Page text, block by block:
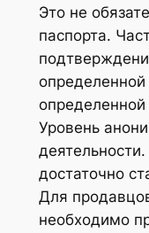
Это не
паспорта.
Уровень
достаточно
Для
необходимо